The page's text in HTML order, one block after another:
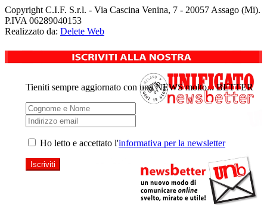
Copyright C.I.F. S.r.l. - Via Cascina Venina, 7 - 20057 Assago (Mi).
P.IVA 06289040153
Realizzato da: Delete Web
Tieniti sempre aggiornato con una NEWS molto... BETTER
Ho letto e accettato l'informativa per la newsletter